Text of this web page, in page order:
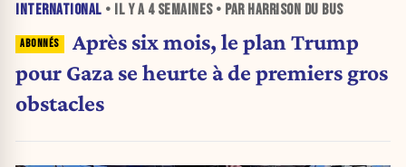
INTERNATIONAL • IL Y A 4 SEMAINES• PAR HARRISON DU BUS
Après six mois, le plan Trump
pour Gaza se heurte à de premiers gros
obstacles